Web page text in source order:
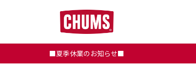
■夏季休業のお知らせ■